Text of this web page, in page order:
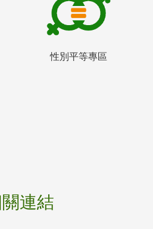
性別平等專區
連結